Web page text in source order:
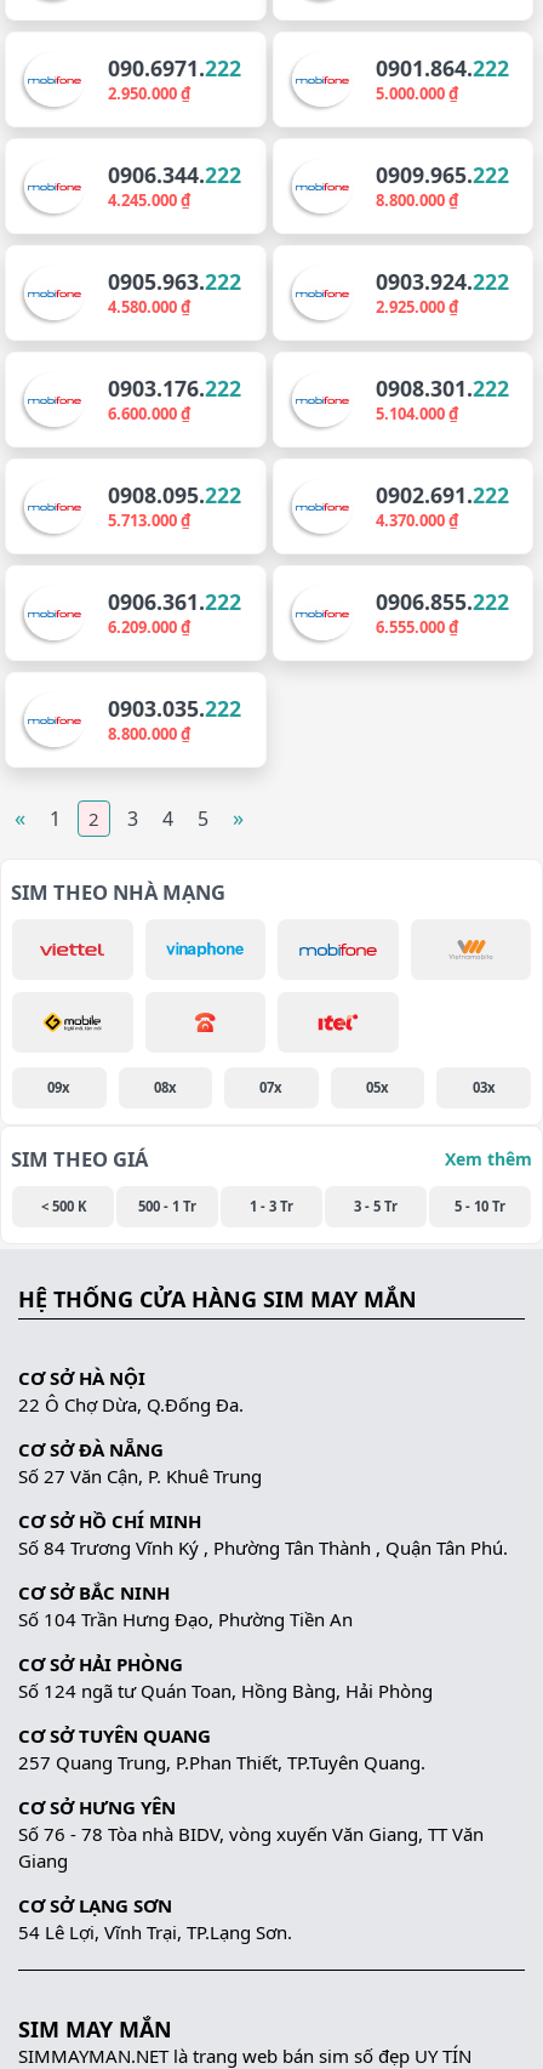
090.6971.222
2.950.000 ₫
0901.864.222
5.000.000 ₫
0906.344.222
4.245.000 ₫
0909.965.222
8.800.000 ₫
0905.963.222
4.580.000 ₫
0903.924.222
2.925.000 ₫
0903.176.222
6.600.000 ₫
0908.301.222
5.104.000 ₫
0908.095.222
5.713.000 ₫
0902.691.222
4.370.000 ₫
0906.361.222
6.209.000 ₫
0906.855.222
6.555.000 ₫
0903.035.222
8.800.000 ₫
« 1 2 3 4 5 »
SIM THEO NHÀ MẠNG
09x 08x 07x 05x 03x
SIM THEO GIÁ Xem thêm
< 500 K 500 - 1 Tr 1 - 3 Tr 3 - 5 Tr 5 - 10 Tr
HỆ THỐNG CỬA HÀNG SIM MAY MẮN
CƠ SỞ HÀ NỘI
22 Ô Chợ Dừa, Q.Đống Đa.
CƠ SỞ ĐÀ NẴNG
Số 27 Văn Cận, P. Khuê Trung
CƠ SỞ HỒ CHÍ MINH
Số 84 Trương Vĩnh Ký , Phường Tân Thành , Quận Tân Phú.
CƠ SỞ BẮC NINH
Số 104 Trần Hưng Đạo, Phường Tiền An
CƠ SỞ HẢI PHÒNG
Số 124 ngã tư Quán Toan, Hồng Bàng, Hải Phòng
CƠ SỞ TUYÊN QUANG
257 Quang Trung, P.Phan Thiết, TP.Tuyên Quang.
CƠ SỞ HƯNG YÊN
Số 76 - 78 Tòa nhà BIDV, vòng xuyến Văn Giang, TT Văn
Giang
CƠ SỞ LẠNG SƠN
54 Lê Lợi, Vĩnh Trại, TP.Lạng Sơn.
SIM MAY MẮN
SIMMAYMAN.NET là trang web bán sim số đẹp UY TÍN